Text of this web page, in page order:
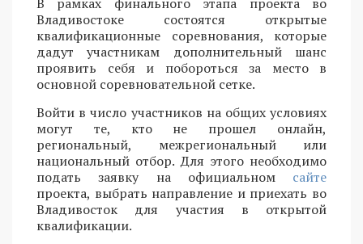
Владивостоке состоятся открытые
квалификационные соревнования, которые
дадут участникам дополнительный шанс
проявить себя и побороться за место в
основной соревновательной сетке.
Войти в число участников на общих условиях
могут те, кто не прошел онлайн,
региональный, межрегиональный или
национальный отбор. Для этого необходимо
подать заявку на официальном сайте
проекта, выбрать направление и приехать во
Владивосток для участия в открытой
квалификации.